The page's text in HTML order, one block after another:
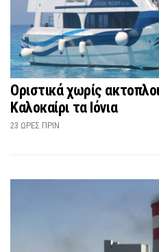
Οριστικά χωρίς
Καλοκαίρι τα Ιόνια
23 ΏΡΕΣ ΠΡΙΝ